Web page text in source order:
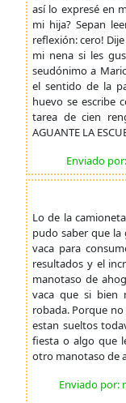
así lo expresé en
mi hija? Sepan
reflexión: cero!
mi nena si les
seudónimo a
el sentido de la
huevo se escribe
tarea de cien
AGUANTE LA
Enviado
Lo de la
pudo saber que
vaca para
resultados y el
manotaso de
vaca que si bien
robada. Porque
estan sueltos
fiesta o algo que
otro manotaso de
Enviado por: